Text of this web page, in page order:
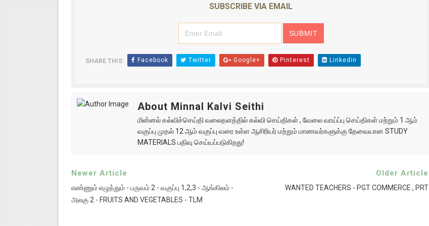
SUBSCRIBE VIA EMAIL
SHARE THIS: Facebook Twitter Google+ Pinterest Linkedin
About Minnal Kalvi Seithi
மின்னல் கல்விச்செய்தி வலைதளத்தில் கல்வி செய்திகள் , வேலை வாய்ப்பு செய்திகள் மற்றும் 1 ஆம்
வகுப்பு முதல் 12 ஆம் வகுப்பு வரை உள்ள ஆசிரியர் மற்றும் மாணவர்களுக்கு தேவையான STUDY
MATERIALS பதிவு செய்யப்படுகிறது!
Newer Article
எண்ணும் எழுத்தும் - பருவம் 2 - வகுப்பு 1,2,3 - ஆங்கிலம் -
அலகு 2 - FRUITS AND VEGETABLES - TLM
Older Article
WANTED TEACHERS - PGT COMMERCE , PRT